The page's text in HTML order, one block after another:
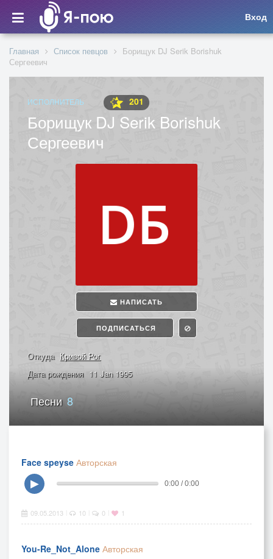
Вход
Главная Список певцов
Борищук DJ Serik Borishuk
Сергеевич
ИСПОЛНИТЕЛЬ 201
Борищук DJ Serik Borishuk
Сергеевич
НАПИСАТЬ
ПОДПИСАТЬСЯ
Откуда Кривой Рог
Дата рождения 11 Jan 1995
Песни8
Face speyse Авторская
▶
0:00 / 0:00
09.05.2013 10 0 1
You-Re_Not_Alone Авторская